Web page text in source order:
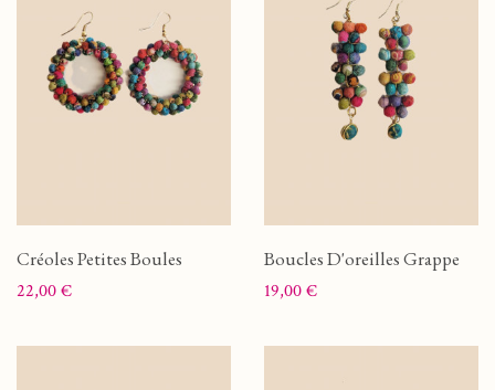
Créoles Petites Boules
Prix
22,00 €
Boucles D'oreilles Grappe
Prix
19,00 €